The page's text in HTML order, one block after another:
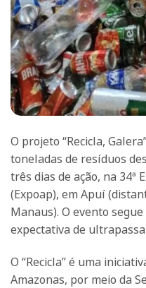
O projeto “Recicla,
toneladas de resíduos
três dias de ação, na 34ª
(Expoap), em Apuí
Manaus). O evento
expectativa de
O “Recicla” é uma
Amazonas, por meio da